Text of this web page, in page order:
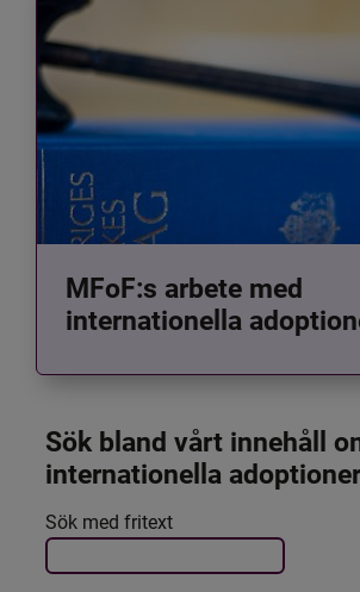
MFoF:s arbete med
internationella
Sök bland vårt innehåll
internationella adoptioner
Filtrera resultatet
Det här formuläret postas automatiskt
Sök med fritext